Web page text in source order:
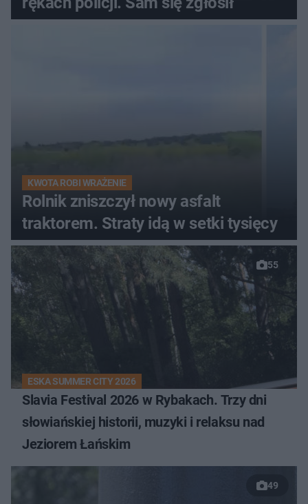
KWOTA ROBI WRAŻENIE
Rolnik zniszczył nowy asfalt
traktorem. Straty idą w setki tysięcy
55
ESKA SUMMER CITY 2026
Slavia Festival 2026 w Rybakach. Trzy dni
słowiańskiej historii, muzyki i relaksu nad
Jeziorem Łańskim
49